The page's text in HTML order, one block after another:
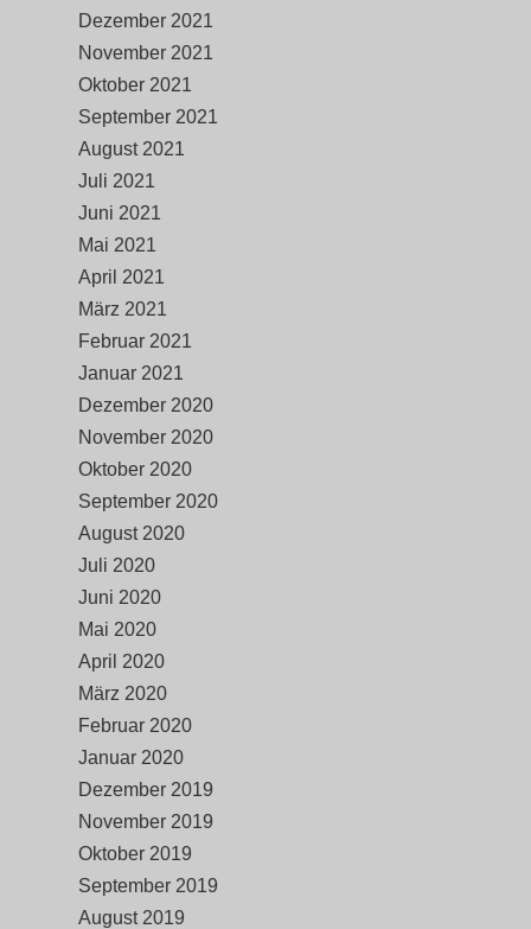
Dezember 2021
November 2021
Oktober 2021
September 2021
August 2021
Juli 2021
Juni 2021
Mai 2021
April 2021
März 2021
Februar 2021
Januar 2021
Dezember 2020
November 2020
Oktober 2020
September 2020
August 2020
Juli 2020
Juni 2020
Mai 2020
April 2020
März 2020
Februar 2020
Januar 2020
Dezember 2019
November 2019
Oktober 2019
September 2019
August 2019